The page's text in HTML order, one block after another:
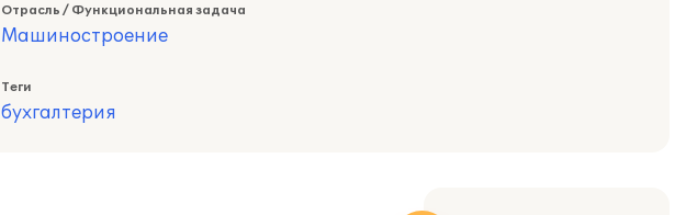
Отрасль / Функциональная задача
Машиностроение
Теги
бухгалтерия